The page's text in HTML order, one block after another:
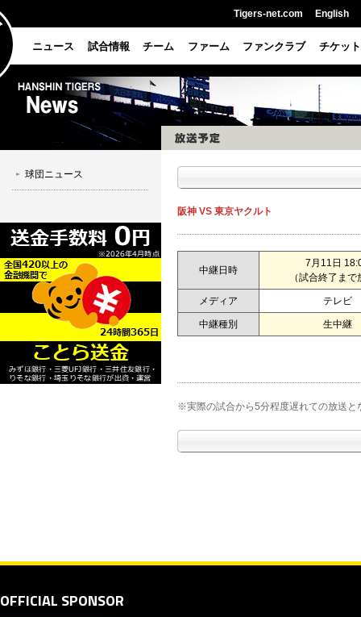
Tigers-net.com English
ニュース 試合情報 チーム ファーム ファンクラブ チケット
球団ニュース
阪神 VS 東京ヤクルト
中継日時
7月11日
（試合終了まで
メディア テレビ
中継種別 生中継
※実際の試合から5分程度遅れての放送と
OFFICIAL SPONSOR